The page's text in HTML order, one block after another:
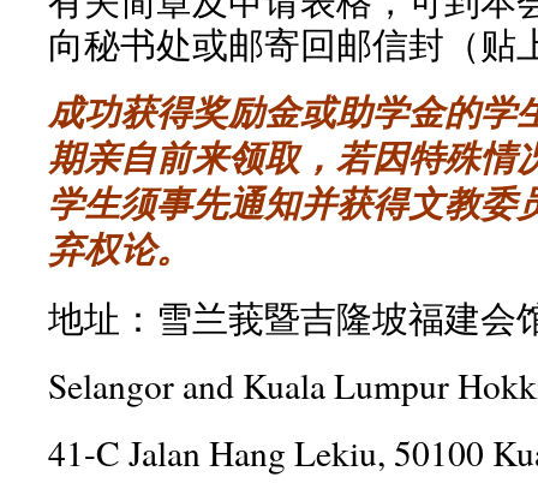
向秘书处或邮寄回邮信封（贴
成功获得奖励金或助学金的学
期亲自前来领取，若因特殊情
学生须事先通知并获得文教委
弃权论。
地址：雪兰莪暨吉隆坡福建会
Selangor and Kuala Lumpur
41-C Jalan Hang Lekiu, 50100